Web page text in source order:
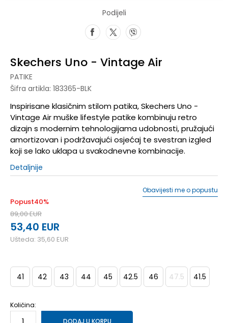
Podijeli
Skechers Uno - Vintage Air
PATIKE
Šifra artikla: 183365-BLK
Inspirisane klasičnim stilom patika, Skechers Uno -
Vintage Air muške lifestyle patike kombinuju retro
dizajn s modernim tehnologijama udobnosti, pružajući
amortizovan i podržavajući osjećaj te svestran izgled
koji se lako uklapa u svakodnevne kombinacije.
Detaljnije
Popust40%
89,00EUR
53,40 EUR
Ušteda: 35,60 EUR
Obavijesti me o popustu
41 42 43 44 45 42.5 46 47.5 41.5
Količina:
DODAJ U KORPU